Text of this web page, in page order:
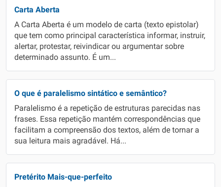
Carta Aberta
A Carta Aberta é um modelo de carta (texto epistolar)
que tem como principal característica informar, instruir,
alertar, protestar, reivindicar ou argumentar sobre
determinado assunto. É um...
O que é paralelismo sintático e semântico?
Paralelismo é a repetição de estruturas parecidas nas
frases. Essa repetição mantém correspondências que
facilitam a compreensão dos textos, além de tornar a
sua leitura mais agradável. Há...
Pretérito Mais-que-perfeito